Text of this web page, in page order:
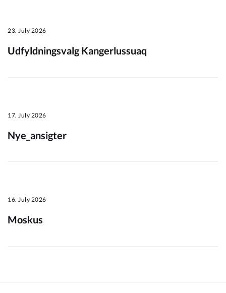
23. July 2026
Udfyldningsvalg Kangerlussuaq
17. July 2026
Nye_ansigter
16. July 2026
Moskus